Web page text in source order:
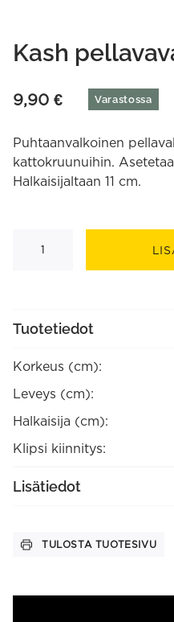
Kash
9,90 € Varastossa
Puhtaanvalkoinen
kattokruunuihin.
Halkaisijaltaan 11 cm.
pellavavarjostin
Tuotetiedot
Korkeus (cm):
Leveys (cm):
Halkaisija (cm):
Klipsi kiinnitys:
Lisätiedot
TULOSTA TUOTESIVU